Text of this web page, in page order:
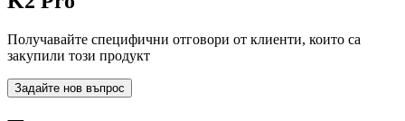
Получавайте специфични отговори от клиенти, които са
закупили този продукт
Задайте нов въпрос